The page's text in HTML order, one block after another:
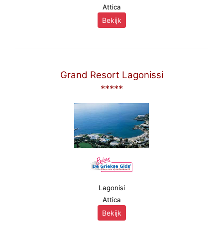
Attica
Bekijk
Grand Resort Lagonissi
*****
Lagonisi
Attica
Bekijk